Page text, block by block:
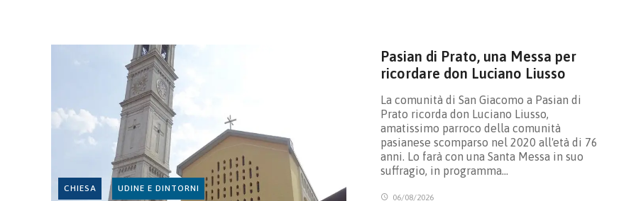
CHIESA UDINE E DINTORNI
Pasian di Prato, una Messa per
ricordare don Luciano Liusso
La comunità di San Giacomo a Pasian di
Prato ricorda don Luciano Liusso,
amatissimo parroco della comunità
pasianese scomparso nel 2020 all'età di 76
anni. Lo farà con una Santa Messa in suo
suffragio, in programma…
06/08/2026